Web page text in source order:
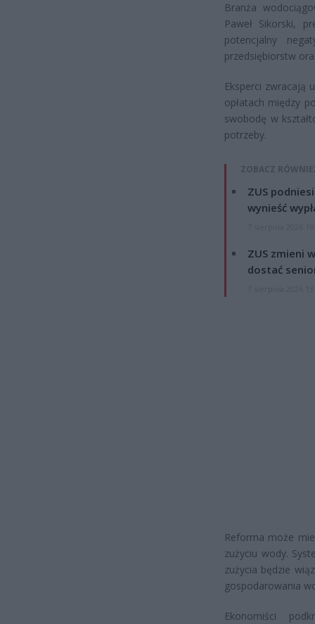
Branża
Paweł Sikorski,
potencjalny
przedsiębiorstw
Eksperci zwracają
opłatach między
swobodę w
potrzeby.
ZOBACZ
ZUS
wynieść
ZUS zmieni
dostać
Reforma może
zużyciu wody.
zużycia będzie
gospodarowania
Ekonomiści